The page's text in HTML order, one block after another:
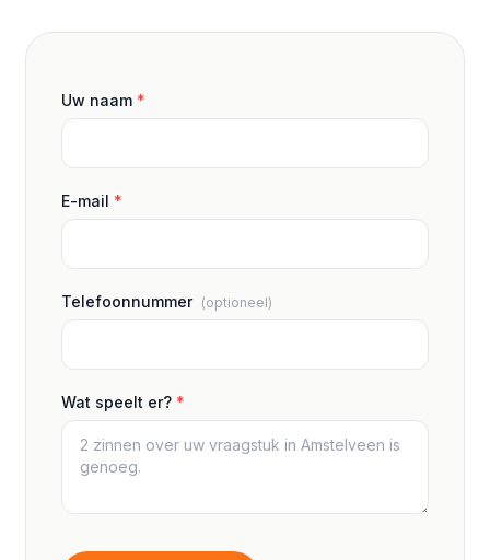
Uw naam *
E-mail *
Telefoonnummer (optioneel)
Wat speelt er? *